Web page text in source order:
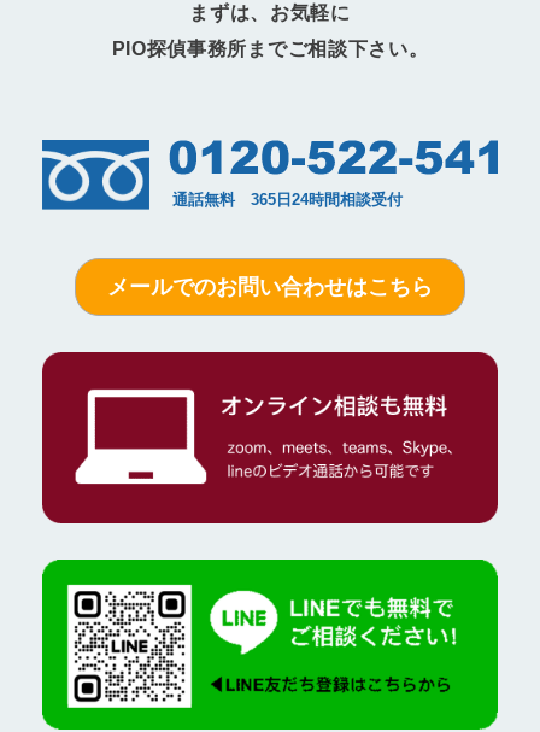
まずは、お気軽に
PIO探偵事務所までご相談下さい。
メールでのお問い合わせはこちら